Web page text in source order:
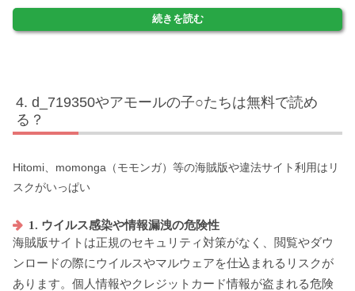
続きを読む
d_719350やアモールの子○たちは無料で読め
る？
Hitomi、momonga（モモンガ）等の海賊版や違法サイト利用はリ
スクがいっぱい
1. ウイルス感染や情報漏洩の危険性
海賊版サイトは正規のセキュリティ対策がなく、閲覧やダウ
ンロードの際にウイルスやマルウェアを仕込まれるリスクが
あります。個人情報やクレジットカード情報が盗まれる危険